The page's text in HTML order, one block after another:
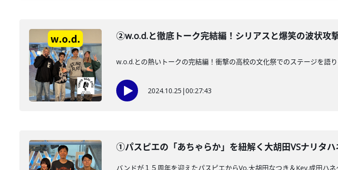
②w.o.d.と徹底トーク完結編！シリアスと爆笑の波状攻撃
w.o.d.との熱いトークの完結編！衝撃の高校の文化祭でのステージを語
2024.10.25 |00:27:43
①パスピエの「あちゃらか」を紐解く大胡田VSナリタハ
バンドが１５周年を迎えたパスピエからVo.大胡田なつき＆Key.成田ハ